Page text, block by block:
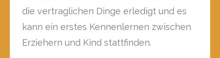
die vertraglichen Dinge erledigt und es
kann ein erstes Kennenlernen zwischen
Erziehern und Kind stattfinden.